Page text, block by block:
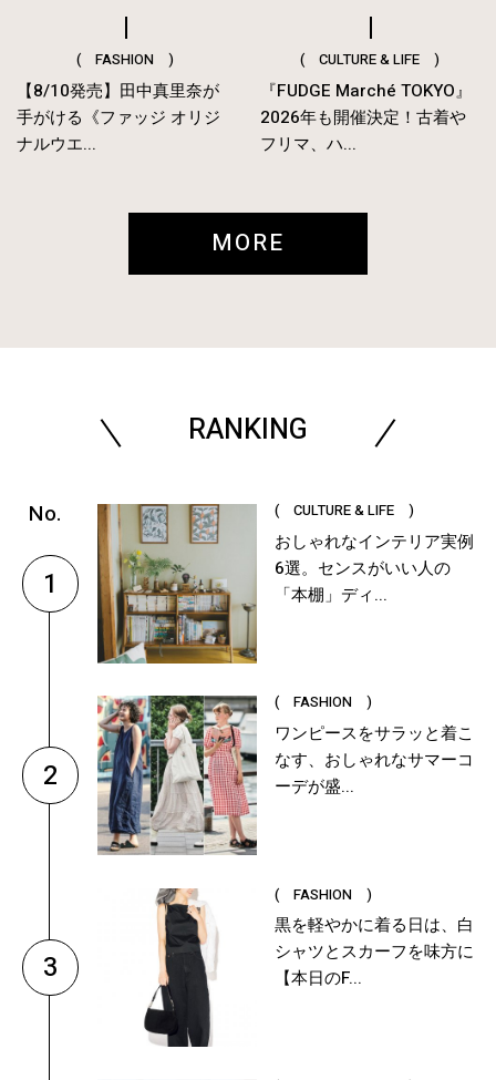
( FASHION )
【8/10発売】田中真里奈が
手がける《ファッジ オリジ
ナルウエ...
( CULTURE & LIFE )
『FUDGE Marché TOKYO』
2026年も開催決定！古着や
フリマ、ハ...
MORE
RANKING
1
( CULTURE & LIFE )
おしゃれなインテリア実例
6選。センスがいい人の
「本棚」ディ...
2
( FASHION )
ワンピースをサラッと着こ
なす、おしゃれなサマーコ
ーデが盛...
3
( FASHION )
黒を軽やかに着る日は、白
シャツとスカーフを味方に
【本日のF...